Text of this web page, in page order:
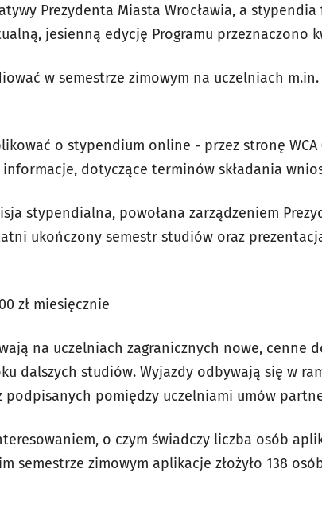
Prezydenta Miasta Wrocławia, a stypendia
jesienną edycję Programu przeznaczono
w semestrze zimowym na uczelniach
o stypendium online - przez stronę
informacje, dotyczące terminów składania
stypendialna, powołana zarządzeniem
ukończony semestr studiów oraz
zł miesięcznie
na uczelniach zagranicznych nowe, cenne
dalszych studiów. Wyjazdy odbywają się w
pomiędzy uczelniami umów
o czym świadczy liczba osób
semestrze zimowym aplikacje złożyło 138